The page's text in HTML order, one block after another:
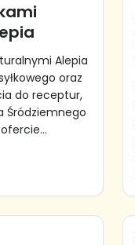
Alepia
oraz
do receptur,
Śródziemnego